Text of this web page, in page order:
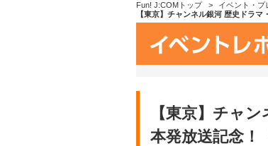
テレビ番組情報トップ
イベント・プレゼント
Fun! J:COMトップ イベント・プ
【東京】チャンネル銀河 歴史ドラ
【東京】チャ
本発放送記念！